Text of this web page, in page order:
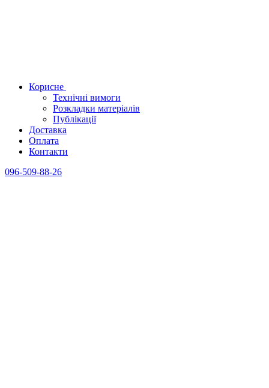
Корисне
Технічні вимоги
Розкладки матеріалів
Публікації
Доставка
Оплата
Контакти
096-509-88-26